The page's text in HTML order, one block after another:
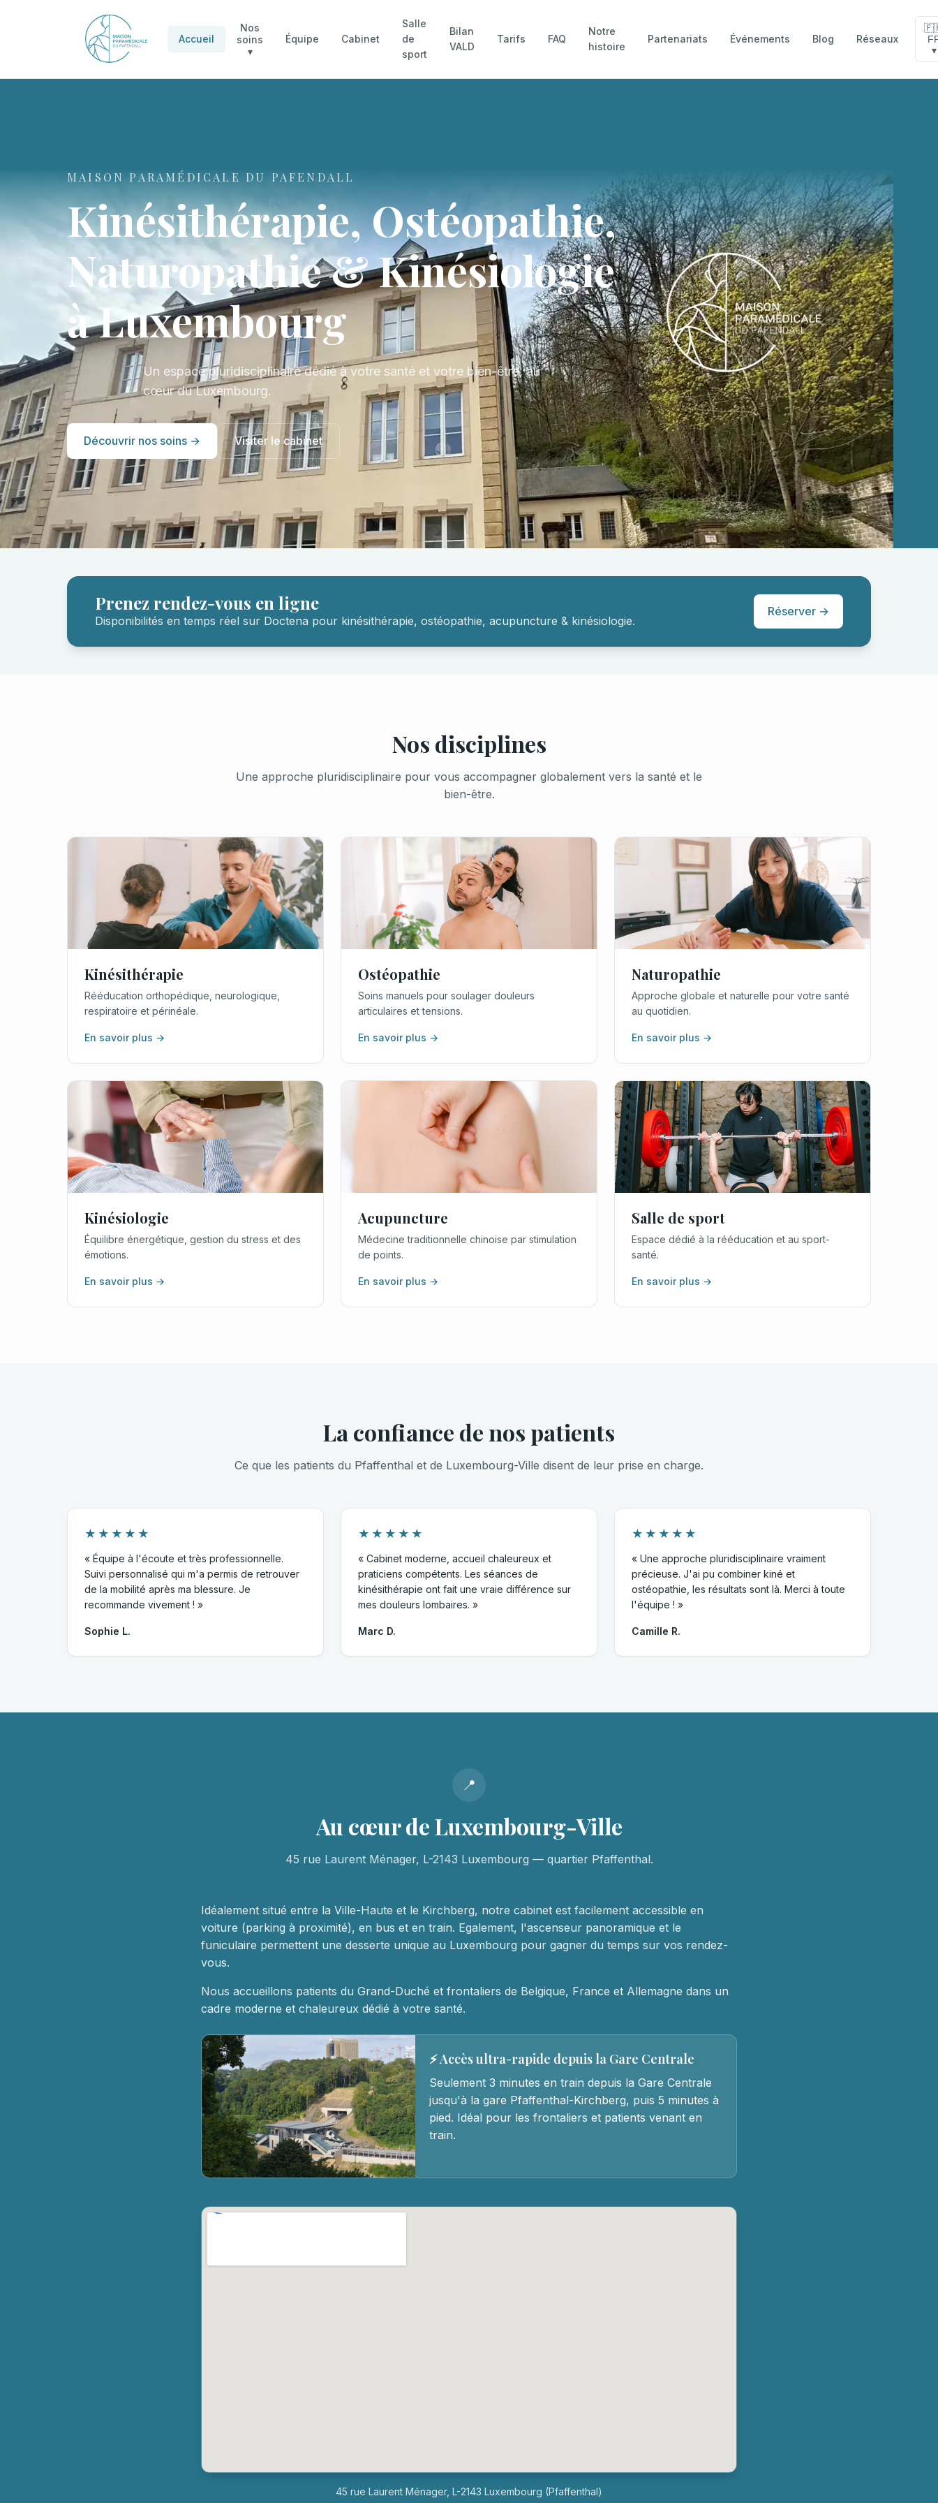
Accueil
Nos
soins
▾
Équipe Cabinet
Salle
de
sport
Bilan
VALD
Tarifs FAQ
Notre
histoire
Partenariats Événements Blog Réseaux
▾
MAISON PARAMÉDICALE DU PAFENDALL
Kinésithérapie, Ostéopathie,
Naturopathie & Kinésiologie
à Luxembourg
Un espace pluridisciplinaire dédié à votre santé et votre bien-être, au
cœur du Luxembourg.
Découvrir nos soins → Visiter le cabinet
Prenez rendez-vous en ligne
Disponibilités en temps réel sur Doctena pour kinésithérapie, ostéopathie, acupuncture & kinésiologie.
Réserver →
Nos disciplines
Une approche pluridisciplinaire pour vous accompagner globalement vers la santé et le
bien-être.
Kinésithérapie
Rééducation orthopédique, neurologique,
respiratoire et périnéale.
En savoir plus →
Ostéopathie
Soins manuels pour soulager douleurs
articulaires et tensions.
En savoir plus →
Naturopathie
Approche globale et naturelle pour votre santé
au quotidien.
En savoir plus →
Kinésiologie
Équilibre énergétique, gestion du stress et des
émotions.
En savoir plus →
Acupuncture
Médecine traditionnelle chinoise par stimulation
de points.
En savoir plus →
Salle de sport
Espace dédié à la rééducation et au sport-
santé.
En savoir plus →
La confiance de nos patients
Ce que les patients du Pfaffenthal et de Luxembourg-Ville disent de leur prise en charge.
★★★★★
« Équipe à l'écoute et très professionnelle.
Suivi personnalisé qui m'a permis de retrouver
de la mobilité après ma blessure. Je
recommande vivement ! »
Sophie L.
★★★★★
« Cabinet moderne, accueil chaleureux et
praticiens compétents. Les séances de
kinésithérapie ont fait une vraie différence sur
mes douleurs lombaires. »
Marc D.
★★★★★
« Une approche pluridisciplinaire vraiment
précieuse. J'ai pu combiner kiné et
ostéopathie, les résultats sont là. Merci à toute
l'équipe ! »
Camille R.
📍
Au cœur de Luxembourg-Ville
45 rue Laurent Ménager, L-2143 Luxembourg — quartier Pfaffenthal.
Idéalement situé entre la Ville-Haute et le Kirchberg, notre cabinet est facilement accessible en
voiture (parking à proximité), en bus et en train. Egalement, l'ascenseur panoramique et le
funiculaire permettent une desserte unique au Luxembourg pour gagner du temps sur vos rendez-
vous.
Nous accueillons patients du Grand-Duché et frontaliers de Belgique, France et Allemagne dans un
cadre moderne et chaleureux dédié à votre santé.
⚡ Accès ultra-rapide depuis la Gare Centrale
Seulement 3 minutes en train depuis la Gare Centrale
jusqu'à la gare Pfaffenthal-Kirchberg, puis 5 minutes à
pied. Idéal pour les frontaliers et patients venant en
train.
45 rue Laurent Ménager, L-2143 Luxembourg (Pfaffenthal)